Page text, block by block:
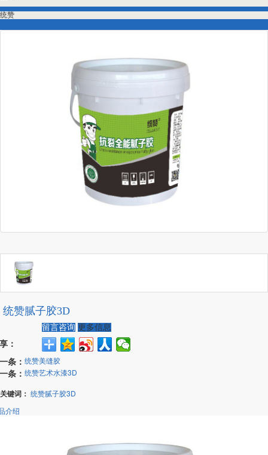
统赞
统赞腻子胶3D
留言咨询 更多信息
：
条： 统赞美缝胶
条： 统赞艺术水漆3D
关键词： 统赞腻子胶3D
介绍